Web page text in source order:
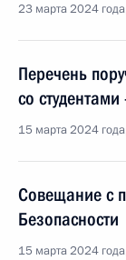
23 марта 2024
Перечень
со
15 марта 2024
Совещание с
Безопасности
15 марта 2024